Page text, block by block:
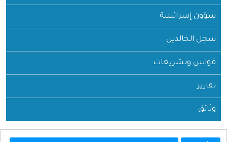
شؤون إسرائيلية
سجل الخالدين
قوانين وتشريعات
تقارير
وثائق